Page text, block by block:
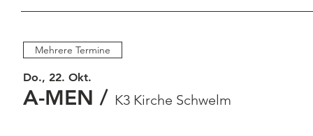
Mehrere Termine
Do., 22. Okt.
A-MEN / K3 Kirche Schwelm